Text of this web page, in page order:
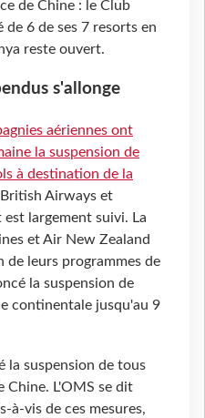
de Chine : le Club
6 de ses 7 resorts en
reste ouvert.
s'allonge
aériennes ont
la suspension de
à destination de la
Airways et
est largement suivi. La
et Air New Zealand
leurs programmes de
la suspension de
continentale jusqu'au 9
la suspension de tous
Chine. L'OMS se dit
à-vis de ces mesures,